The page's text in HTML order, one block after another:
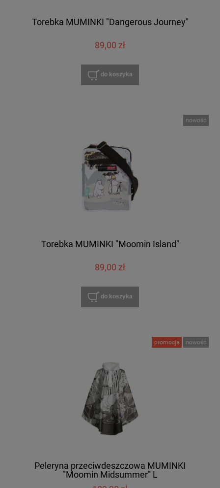
Torebka MUMINKI "Dangerous Journey"
89,00 zł
do koszyka
Torebka MUMINKI "Moomin Island"
89,00 zł
do koszyka
nowość
Peleryna przeciwdeszczowa MUMINKI
"Moomin Midsummer" L
promocja nowość